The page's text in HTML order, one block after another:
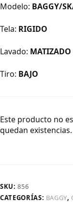
Modelo: BAGGY/
Tela: RIGIDO
Lavado: MATIZADO
Tiro: BAJO
Este producto no
quedan existencias.
SKU:856
CATEGORÍAS: BAGGY,